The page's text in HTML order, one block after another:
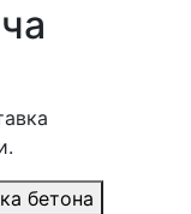
бетона